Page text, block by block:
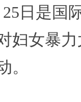
25日是
妇女暴
。